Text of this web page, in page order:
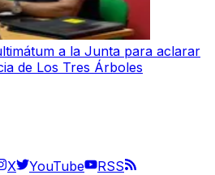
a la Junta para aclarar
de Los Tres Árboles
X YouTube
RSS